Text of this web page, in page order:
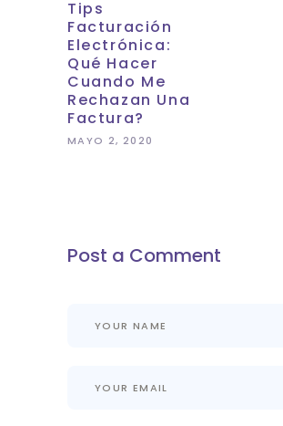
Tips
Facturación
Electrónica:
Qué Hacer
Cuando Me
Rechazan Una
Factura?
MAYO 2, 2020
Post a Comment